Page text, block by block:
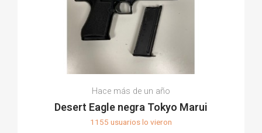
Hace más de un año
Desert Eagle negra Tokyo Marui
1155 usuarios lo vieron